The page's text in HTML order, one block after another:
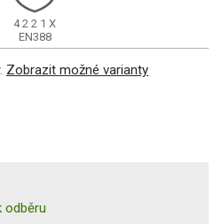
42 2 1 X
EN388
Zobrazit možné varianty
odběru